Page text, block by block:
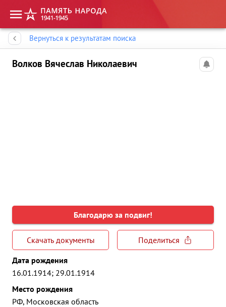
Вернуться к результатам поиска
Волков Вячеслав Николаевич
Благодарю за подвиг!
Скачать документы
Поделиться
Дата рождения
16.01.1914; 29.01.1914
Место рождения
РФ, Московская область
Память народа